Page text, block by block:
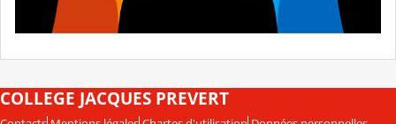
COLLEGE JACQUES PREVERT